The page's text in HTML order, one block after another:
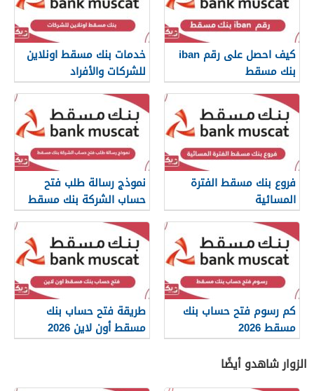
كيف احصل على رقم iban
بنك مسقط
خدمات بنك مسقط اونلاين
للشركات والأفراد
فروع بنك مسقط الفترة
المسائية
نموذج رسالة طلب فتح
حساب الشركة بنك مسقط
كم رسوم فتح حساب بنك
مسقط 2026
طريقة فتح حساب بنك
مسقط أون لاين 2026
الزوار شاهدو أيضًا